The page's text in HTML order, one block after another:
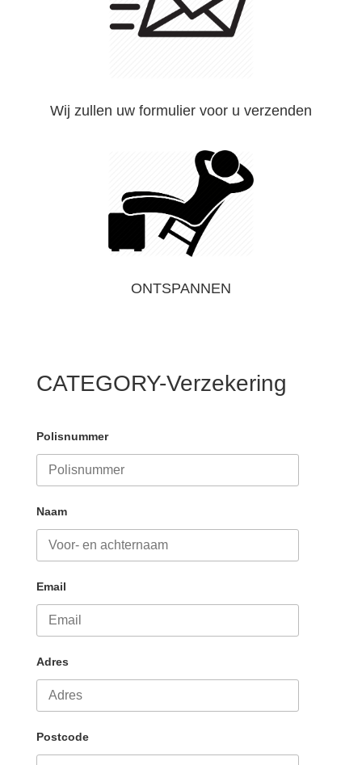
Wij zullen uw formulier voor u verzenden
ONTSPANNEN
CATEGORY-Verzekering
Polisnummer
Naam
Email
Adres
Postcode